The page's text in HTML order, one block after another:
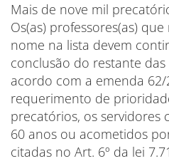
Mais de nove mil
Os(as) professores(as)
nome na lista devem
conclusão do restante
acordo com a emenda
requerimento de
precatórios, os servidores
60 anos ou acometidos
citadas no Art. 6º da lei